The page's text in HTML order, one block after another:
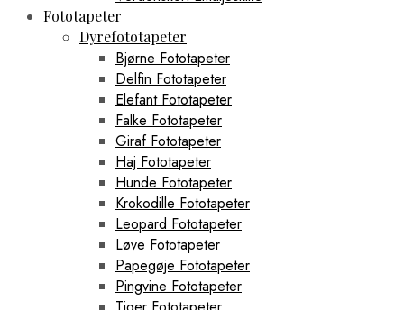
Fototapeter
Dyrefototapeter
Bjørne Fototapeter
Delfin Fototapeter
Elefant Fototapeter
Falke Fototapeter
Giraf Fototapeter
Haj Fototapeter
Hunde Fototapeter
Krokodille Fototapeter
Leopard Fototapeter
Løve Fototapeter
Papegøje Fototapeter
Pingvine Fototapeter